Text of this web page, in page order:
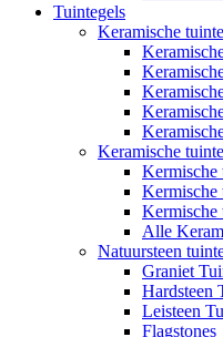
Tuintegels
Keramische
Keramische
Kermische
Kermische
Kermische
Alle
Natuursteen
Graniet
Hardsteen
Leisteen
Flagstones